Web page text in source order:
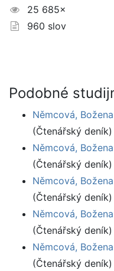
25 685×
960 slov
Podobné
Němcová,
(Čtenářský deník)
Němcová,
(Čtenářský deník)
Němcová,
(Čtenářský deník)
Němcová,
(Čtenářský deník)
Němcová,
(Čtenářský deník)